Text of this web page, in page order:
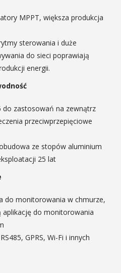
MPPT, większa produkcja
sterowania i duże
do sieci poprawiają
energii.
do zastosowań na zewnątrz
przeciwprzepięciowe
ze stopów aluminium
25 lat
do monitorowania w chmurze,
aplikację do monitorowania
GPRS, Wi-Fi i innych